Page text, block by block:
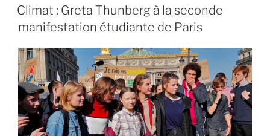
de
Michel
LE
Climat : Greta Thunberg à la seconde
manifestation étudiante de Paris